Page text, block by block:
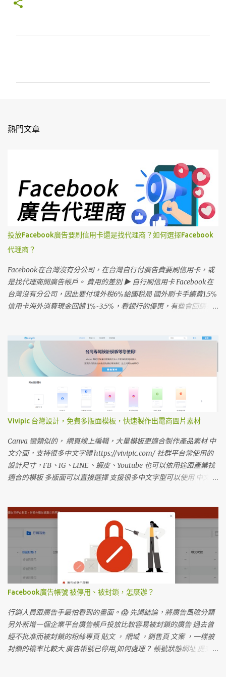
熱門文章
投放Facebook廣告要刷信用卡還是找代理商？如何選擇Facebook
代理商？
Facebook在台灣沒有分公司，在台灣自行付廣告費要刷信用卡，或
是找代理商開廣告帳戶。 費用的差別 ▶ 自行刷信用卡 Facebook在
台灣沒有分公司，因此要付境外稅6%給國稅局 國外刷卡手續費1.5%
信用卡海外消費現金回饋 1%~3.5%，看銀行的優惠，有些會回饋有
下載Invoice，自行到國稅局申報，如果不是Facebook直客無法抵扣
進項 5% 營業稅。 Facebook直客 連續三個月，每月廣告投放1萬美
金以上，申請直客Facebook通過審核(現在越來越難申請)。 ▶ 代理
商服務省麻煩 代理商開立發票，方便公司報帳 優缺點 信用卡 帳戶權
限都在自己身上 投放金額大會比較省 有些會計事務所 有服務境外稅
申報的部份 代理商 帳戶權限在代理商，好處是被封鎖可以換一家 花
錢省麻煩 投放的廣告在代理商廣告帳戶裡，搬家廣告會重新優化 如
何選擇Facebook代理商 選擇老牌大公司比較保險 近年來有些新的行
銷公司也成為代理商，服務費低價搶市，但也要注意公司是不是能
撐的久 廣告帳號金額透明 可以查廣告帳號所剩金額 代理商的廣告帳
戶，可以分享權限到自己的企業平台
Vivipic 台灣設計，免費多版面模板，快速製作出電商圖片素材
Canva 蠻類似的， 網頁線上編輯，大量模板更適合製作產品素材 中
文介面，支持很多中文字體 https://vivipic.com/ 社群平台常使用的
設計尺寸，FB、IG、LINE、蝦皮、Youtube 也可以依用途跟產業找
適合的模板 多版面可以直接選擇 支援很多中文字型可以使用 中文教
Facebook廣告帳號 被停用、被封鎖，怎麼辦？
行銷人員跟廣告手最怕看到的畫面。😱 先講結論，將廣告風險分類
另外新增一個企業平台廣告帳戶投放比較容易被封鎖的廣告 過去曾
經不批准而被封鎖的粉絲專頁 貼文 ， 網域 ，銷售頁 文案 ，一樣被
封鎖的機率比較大 廣告帳號已停用,如何處理？ 帳號狀態網址 提交申